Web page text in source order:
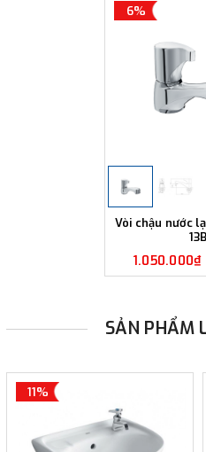
6%
Vòi chậu nước
13B
1.050.000₫
SẢN PHẨM
11%